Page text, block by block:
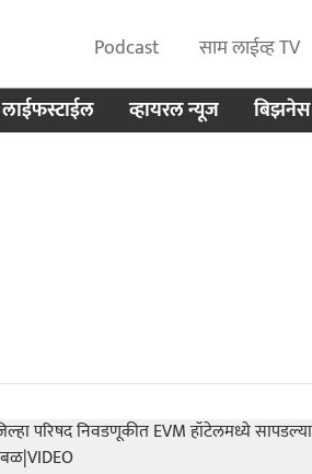
Podcast साम लाईव्ह TV
लाईफस्टाईल व्हायरल न्यूज बिझनेस